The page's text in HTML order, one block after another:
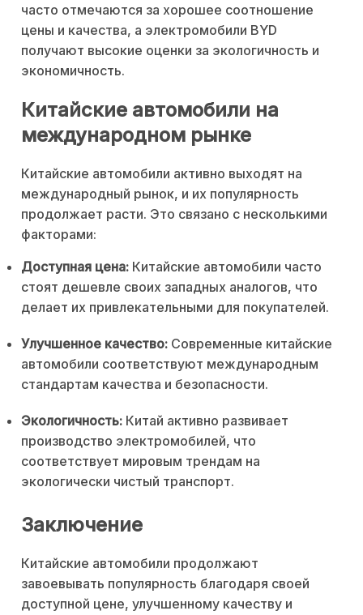
часто отмечаются за хорошее соотношение
цены и качества, а электромобили BYD
получают высокие оценки за экологичность и
экономичность.
Китайские автомобили на
международном рынке
Китайские автомобили активно выходят на
международный рынок, и их популярность
продолжает расти. Это связано с несколькими
факторами:
Доступная цена: Китайские автомобили часто
стоят дешевле своих западных аналогов, что
делает их привлекательными для покупателей.
Улучшенное качество: Современные китайские
автомобили соответствуют международным
стандартам качества и безопасности.
Экологичность: Китай активно развивает
производство электромобилей, что
соответствует мировым трендам на
экологически чистый транспорт.
Заключение
Китайские автомобили продолжают
завоевывать популярность благодаря своей
доступной цене, улучшенному качеству и